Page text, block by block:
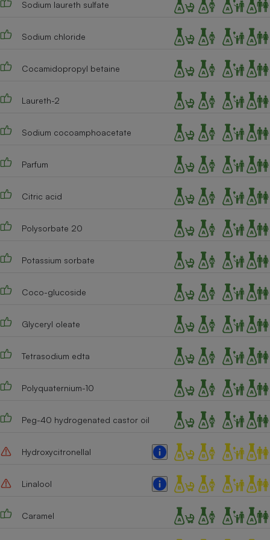
Sodium laureth sulfate
Sodium chloride
Cocamidopropyl betaine
Laureth-2
Sodium cocoamphoacetate
Parfum
Citric acid
Polysorbate 20
Potassium sorbate
Coco-glucoside
Glyceryl oleate
Tetrasodium edta
Polyquaternium-10
Peg-40 hydrogenated castor oil
Hydroxycitronellal
Linalool
Caramel
Plaque de cuisson à
induction
Climatiseur -
Ventilateur
Cafetière à expressos
Robot ménager
Téléphone mobile -
Smartphone
Antivirus
Ventilateur